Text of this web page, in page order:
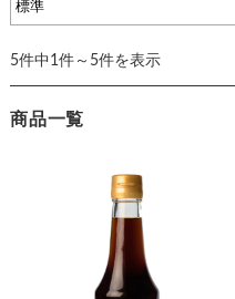
5件中1件～5件を表示
商品一覧